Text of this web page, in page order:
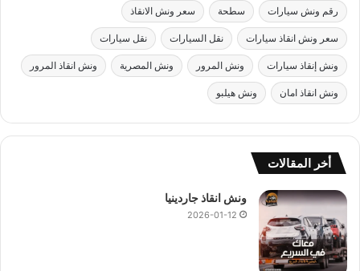
اليك في اسرع وقت ممكن لتزويدك بالوقود.
شحن بطاريات السيارة :
يقوم فريقنا بشحن بطارية السيارة اذا لزم الامر او توصيل وصلة
للسيارة لمساعدتك في تشغيل السيارة اتصل بنا الان وسوف نرسل
فتح قفل السيارة :
اذا نسيت المفتاح داخل السيارة او اذا كنت تريد فتح اقفال سيارتك
فنحن نساعدك علي فتح السيارة باحدث وسائل فتح السيارات
باستخدام احدث التقنيات دون ايذاء السيارة.
رقم ونش سيارات سطحة سعر ونش الانقاذ
سعر ونش انقاذ سيارات نقل السيارات نقل سيارات
ونش إنقاذ سيارات ونش المرور ونش المصرية ونش انقاذ المرور
ونش انقاذ امان ونش هيلبو
أخر المقالات
ونش انقاذ جاردينيا
2026-01-12